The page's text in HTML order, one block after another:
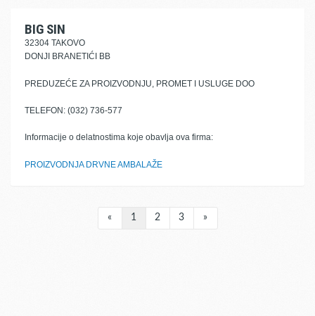
BIG SIN
32304 TAKOVO
DONJI BRANETIĆI BB
PREDUZEĆE ZA PROIZVODNJU, PROMET I USLUGE DOO
TELEFON: (032) 736-577
Informacije o delatnostima koje obavlja ova firma:
PROIZVODNJA DRVNE AMBALAŽE
« 1 2 3 »